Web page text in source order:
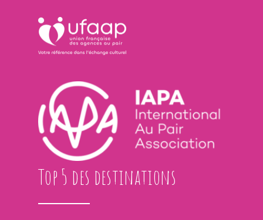
Top 5 des destinations